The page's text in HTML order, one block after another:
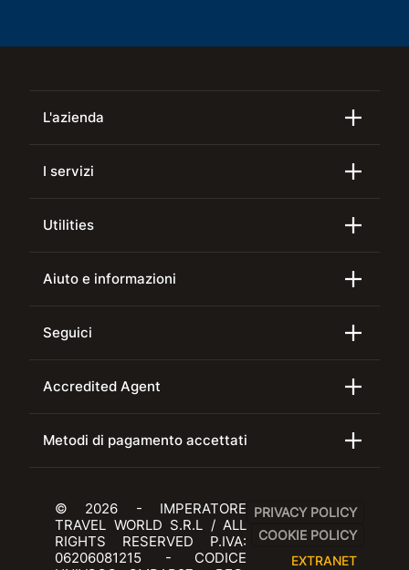
L'azienda
I servizi
Utilities
Aiuto e informazioni
Seguici
Accredited Agent
Metodi di pagamento accettati
© 2026 - IMPERATORE
TRAVEL WORLD S.R.L / ALL
RIGHTS RESERVED P.IVA:
06206081215 - CODICE
PRIVACY POLICY
COOKIE POLICY
EXTRANET